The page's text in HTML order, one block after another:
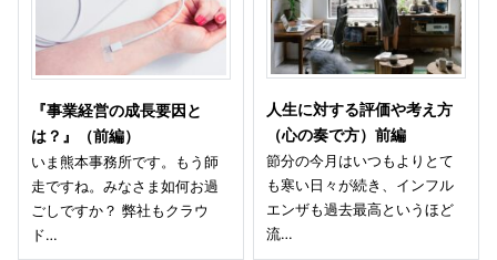
『事業経営の成長要因と
は？』（前編）
いま熊本事務所です。もう師
走ですね。みなさま如何お過
ごしですか？ 弊社もクラウ
ド…
人生に対する評価や考え方
（心の奏で方）前編
節分の今月はいつもよりとて
も寒い日々が続き、インフル
エンザも過去最高というほど
流…